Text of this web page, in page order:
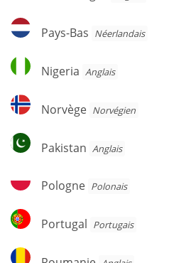
Pays-
Bas
Pays-Bas Néerlandais
Nigeria
Nigeria Anglais
Norvège
Norvège Norvégien
Pakistan
Pakistan Anglais
Pologne
Pologne Polonais
Portugal
Portugal Portugais
Roumanie